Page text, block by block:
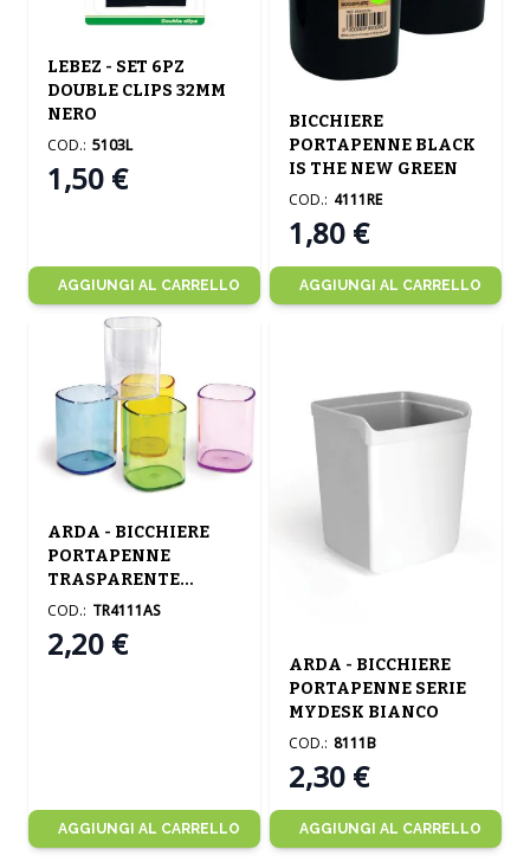
LEBEZ - SET 6PZ
DOUBLE CLIPS 32MM
NERO
1,50 €
COD.: 5103L
AGGIUNGI AL CARRELLO
BICCHIERE
PORTAPENNE BLACK
IS THE NEW GREEN
1,80 €
COD.: 4111RE
AGGIUNGI AL CARRELLO
ARDA - BICCHIERE
PORTAPENNE
TRASPARENTE
6.5X6.5X9.5CM ASS.
2,20 €
COD.: TR4111AS
AGGIUNGI AL CARRELLO
ARDA - BICCHIERE
PORTAPENNE SERIE
MYDESK BIANCO
2,30 €
COD.: 8111B
AGGIUNGI AL CARRELLO